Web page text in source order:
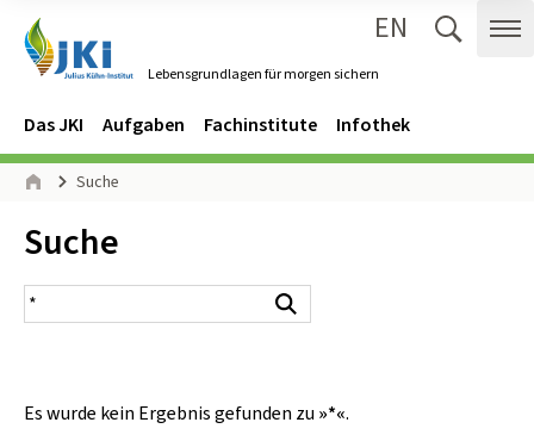
Lebensgrundlagen für morgen sichern
EN
Navigation
Hauptmenü
Das JKI Aufgaben Fachinstitute Infothek
Seitenpfad
Suche
Inhalt:
Suche
Suchergebnis
Es wurde kein Ergebnis gefunden zu »*«.